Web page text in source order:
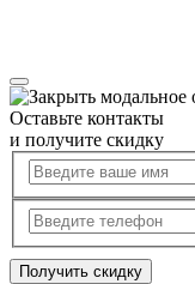
Оставьте контакты
и получите скидку